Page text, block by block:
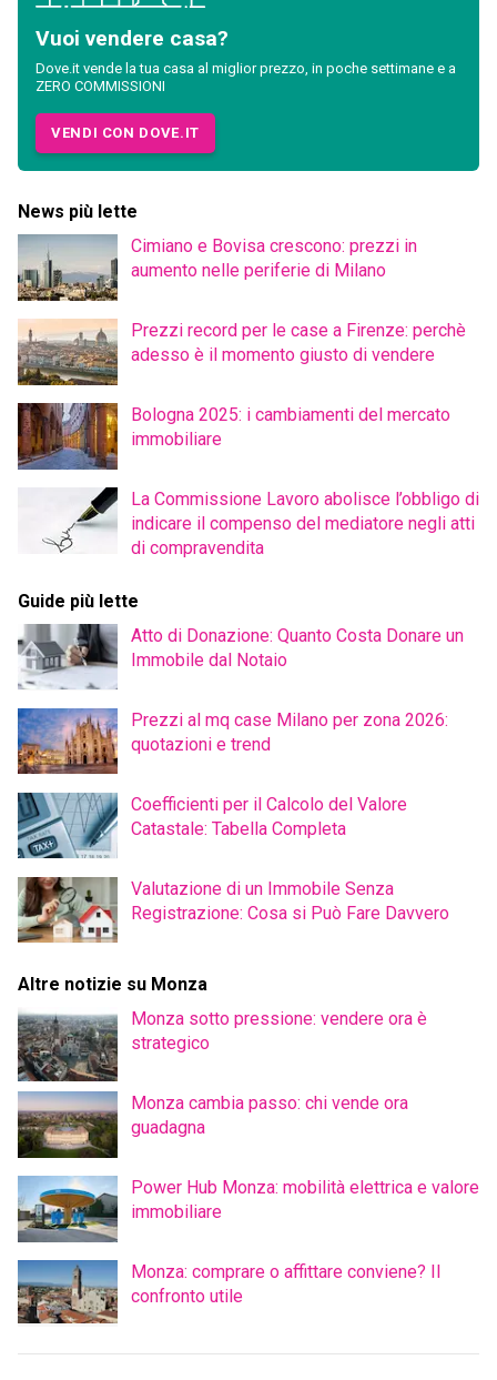
Vuoi vendere casa?
Dove.it vende la tua casa al miglior prezzo, in poche settimane e a
ZERO COMMISSIONI
VENDI CON DOVE.IT
News più lette
Cimiano e Bovisa crescono: prezzi in
aumento nelle periferie di Milano
Prezzi record per le case a Firenze: perchè
adesso è il momento giusto di vendere
Bologna 2025: i cambiamenti del mercato
immobiliare
La Commissione Lavoro abolisce l’obbligo di
indicare il compenso del mediatore negli atti
di compravendita
Guide più lette
Atto di Donazione: Quanto Costa Donare un
Immobile dal Notaio
Prezzi al mq case Milano per zona 2026:
quotazioni e trend
Coefficienti per il Calcolo del Valore
Catastale: Tabella Completa
Valutazione di un Immobile Senza
Registrazione: Cosa si Può Fare Davvero
Altre notizie su Monza
Monza sotto pressione: vendere ora è
strategico
Monza cambia passo: chi vende ora
guadagna
Power Hub Monza: mobilità elettrica e valore
immobiliare
Monza: comprare o affittare conviene? Il
confronto utile